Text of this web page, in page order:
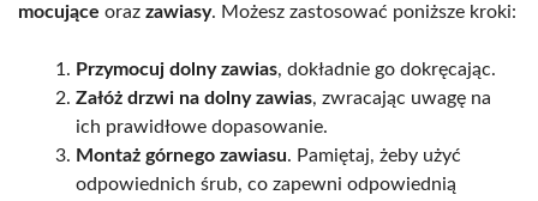
mocujące oraz zawiasy. Możesz zastosować poniższe kroki:
Przymocuj dolny zawias, dokładnie go dokręcając.
Załóż drzwi na dolny zawias, zwracając uwagę na
ich prawidłowe dopasowanie.
Montaż górnego zawiasu. Pamiętaj, żeby użyć
odpowiednich śrub, co zapewni odpowiednią